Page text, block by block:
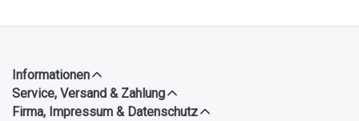
Informationen
Service, Versand & Zahlung
Firma, Impressum & Datenschutz